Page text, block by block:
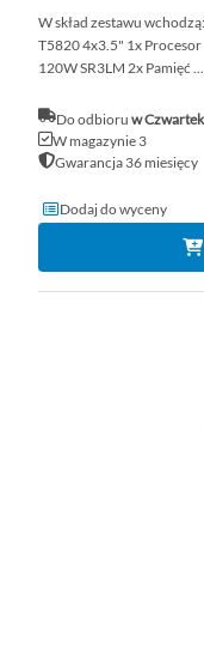
W skład zestawu
T5820 4x3.5" 1x
120W SR3LM 2x Pamięć ...
Do odbioru w
W magazynie 3
Gwarancja 36 miesięcy
Dodaj do wyceny